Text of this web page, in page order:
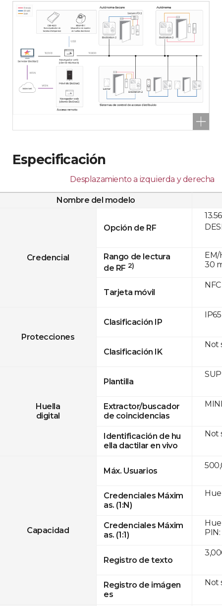
Especificación
Desplazamiento a izquierda y derecha
Nombre del modelo
Credencial
Opción de RF
Rango de lectura
de RF 2)
Tarjeta móvil
Protecciones
Clasificación IP
Clasificación IK
Huella
digital
Plantilla
Extractor/buscador
de coincidencias
Identificación de hu
ella dactilar en vivo
Capacidad
Máx. Usuarios
Credenciales Máxim
as. (1:N)
Credenciales Máxim
as. (1:1)
Registro de texto
Registro de imágen
es
EM/
30
NFC
IP65
Not
Not
Not